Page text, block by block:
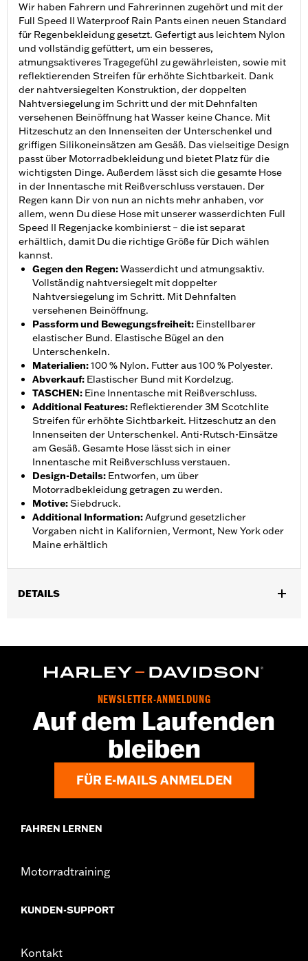
Wir haben Fahrern und Fahrerinnen zugehört und mit der
Full Speed II Waterproof Rain Pants einen neuen Standard
für Regenbekleidung gesetzt. Gefertigt aus leichtem Nylon
und vollständig gefüttert, um ein besseres,
atmungsaktiveres Tragegefühl zu gewährleisten, sowie mit
reflektierenden Streifen für erhöhte Sichtbarkeit. Dank
der nahtversiegelten Konstruktion, der doppelten
Nahtversiegelung im Schritt und der mit Dehnfalten
versehenen Beinöffnung hat Wasser keine Chance. Mit
Hitzeschutz an den Innenseiten der Unterschenkel und
griffigen Silikoneinsätzen am Gesäß. Das vielseitige Design
passt über Motorradbekleidung und bietet Platz für die
wichtigsten Dinge. Außerdem lässt sich die gesamte Hose
in der Innentasche mit Reißverschluss verstauen. Der
Regen kann Dir von nun an nichts mehr anhaben, vor
allem, wenn Du diese Hose mit unserer wasserdichten Full
Speed II Regenjacke kombinierst – die ist separat
erhältlich, damit Du die richtige Größe für Dich wählen
kannst.
Gegen den Regen:Wasserdicht und atmungsaktiv.
Vollständig nahtversiegelt mit doppelter
Nahtversiegelung im Schritt. Mit Dehnfalten
versehenen Beinöffnung.
Passform und Bewegungsfreiheit: Einstellbarer
elastischer Bund. Elastische Bügel an den
Unterschenkeln.
Materialien:100 % Nylon. Futter aus 100 % Polyester.
Abverkauf: Elastischer Bund mit Kordelzug.
TASCHEN: Eine Innentasche mit Reißverschluss.
Additional Features: Reflektierender 3M Scotchlite
Streifen für erhöhte Sichtbarkeit. Hitzeschutz an den
Innenseiten der Unterschenkel. Anti-Rutsch-Einsätze
am Gesäß. Gesamte Hose lässt sich in einer
Innentasche mit Reißverschluss verstauen.
Design-Details: Entworfen, um über
Motorradbekleidung getragen zu werden.
Motive:Siebdruck.
Additional Information:Aufgrund gesetzlicher
Vorgaben nicht in Kalifornien, Vermont, New York oder
Maine erhältlich
DETAILS
Funktionsmerkmale:Wasserdicht,Atmungsaktiv,Versiegelte
Reflektierend,ReiÃŸverschlusstaschen
Traditional
Shop To Be:
Dry
Material:Nylon
NEWSLETTER-ANMELDUNG
Auf dem Laufenden
bleiben
FÜR E-MAILS ANMELDEN
FAHREN LERNEN
Motorradtraining
KUNDEN-SUPPORT
Kontakt